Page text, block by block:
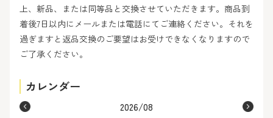
上、新品、または同等品と交換させていただきます。商品到
着後7日以内にメールまたは電話にてご連絡ください。それを
過ぎますと返品交換のご要望はお受けできなくなりますので
ご了承ください。
カレンダー
2026/08